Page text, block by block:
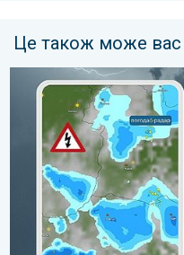
Це також може вас
Поведінка під час грози.